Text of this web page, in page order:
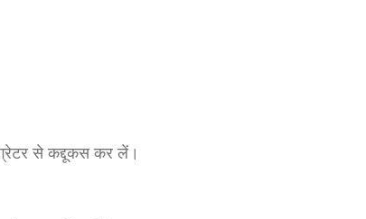
से कद्दूकस कर लें।